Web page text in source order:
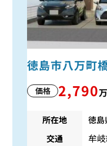
徳島市八万町
価格 2,790
所在地
徳
交通
牟